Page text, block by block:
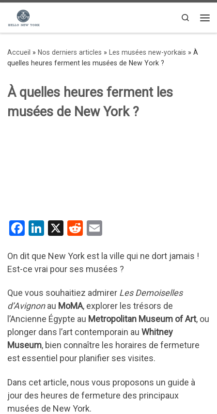
Passer au contenu
Search
Accueil » Nos derniers articles » Les musées new-yorkais » À
quelles heures ferment les musées de New York ?
À quelles heures ferment les
musées de New York ?
F
ce
b
o
o
k
Li
ke
dI
n
X
R
d
di
t
ail
On dit que New York est la ville qui ne dort jamais !
Est-ce vrai pour ses musées ?
Que vous souhaitiez admirer Les Demoiselles
d’Avignonau MoMA, explorer les trésors de
l’Ancienne Égypte au Metropolitan Museum of Art, ou
plonger dans l’art contemporain au Whitney
Museum, bien connaître les horaires de fermeture
est essentiel pour planifier ses visites.
Dans cet article, nous vous proposons un guide à
jour des heures de fermeture des principaux
musées de New York.